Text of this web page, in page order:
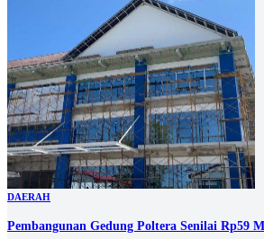
DAERAH
Pembangunan Gedung Poltera Senilai Rp59